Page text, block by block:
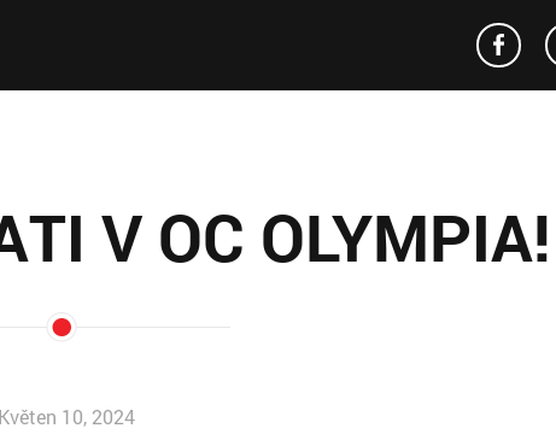
V OC OLYMPIA!
Květen 10, 2024